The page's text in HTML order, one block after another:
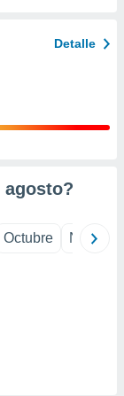
Detalle
agosto?
Octubre